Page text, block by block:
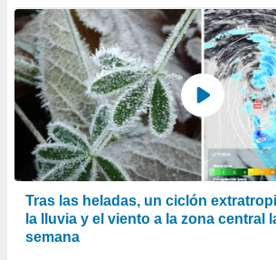
Tras las heladas, un ciclón
la lluvia y el viento a la zona central
semana